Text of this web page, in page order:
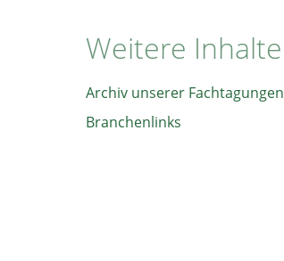
Weitere Inhalte
Archiv unserer Fachtagungen
Branchenlinks